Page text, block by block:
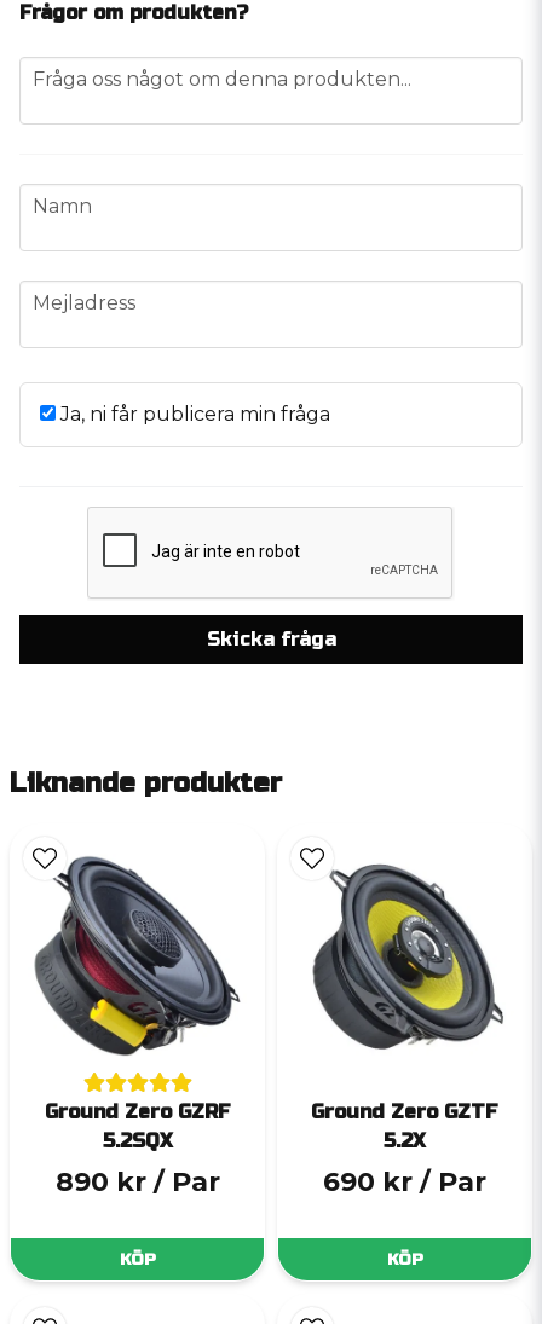
Frågor om produkten?
question
Fråga oss något om denna produkten...
name
Namn
email
Mejladress
Ja, ni får publicera min fråga
Skicka fråga
Liknande produkter
Ground Zero GZRF
5.2SQX
890 kr / Par
KÖP
Ground Zero GZTF
5.2X
690 kr / Par
KÖP